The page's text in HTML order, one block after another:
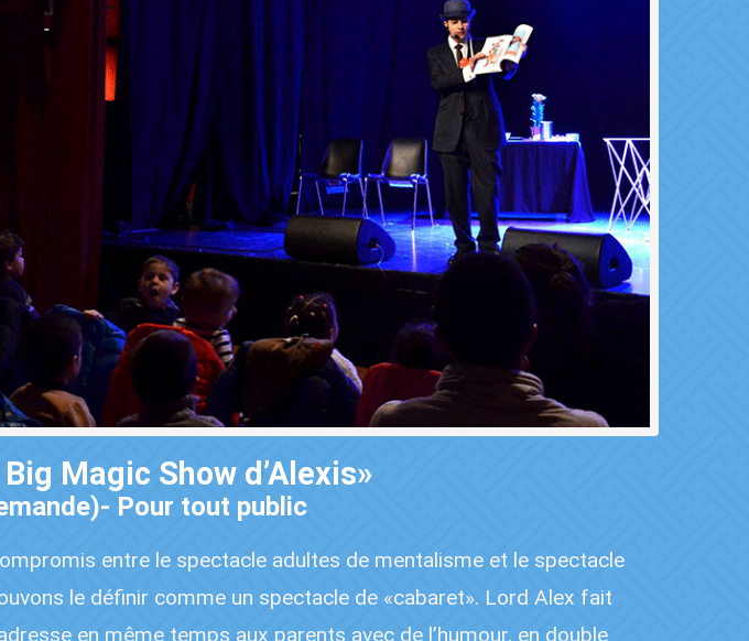
Magic Show d’Alexis»
Pour tout public
entre le spectacle adultes de mentalisme et le spectacle
le définir comme un spectacle de «cabaret». Lord Alex fait
en même temps aux parents avec de l’humour, en double